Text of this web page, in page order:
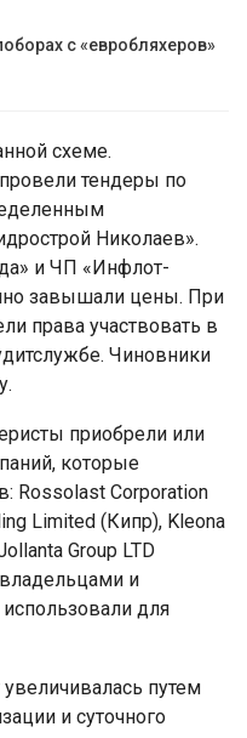
с «евробляхеров»
схеме.
тендеры по
Николаев».
и ЧП «Инфлот-
завышали цены. При
права участвовать в
Чиновники
приобрели или
которые
Rossolast Corporation
Limited (Кипр), Kleona
Group LTD
и
для
путем
и суточного